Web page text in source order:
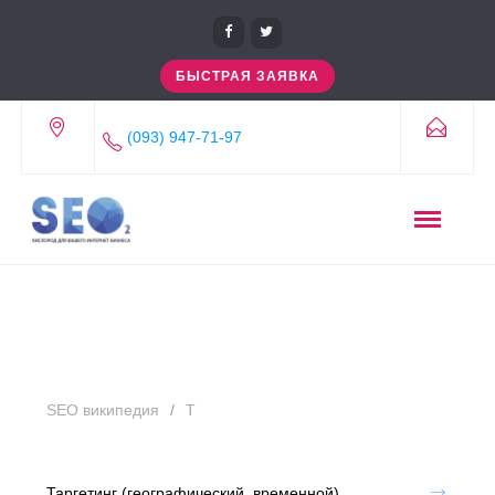
БЫСТРАЯ ЗАЯВКА
(093) 947-71-97
SEO википедия Т